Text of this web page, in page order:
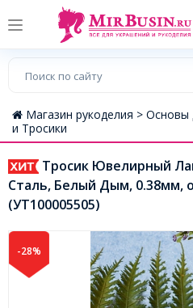
Магазин рукоделия > Основы
и Тросики
Тросик Ювелирный
Сталь, Белый Дым, 0.38мм,
(УТ100005505)
-28%